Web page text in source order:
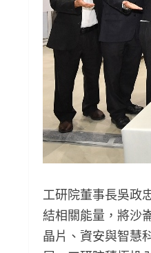
工研院董事長吳政
結相關能量，將沙
晶片、資安與智慧